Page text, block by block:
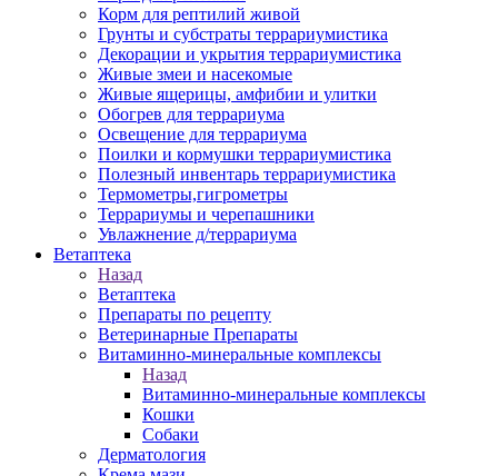
Корм для рептилий живой
Грунты и субстраты террариумистика
Декорации и укрытия террариумистика
Живые змеи и насекомые
Живые ящерицы, амфибии и улитки
Обогрев для террариума
Освещение для террариума
Поилки и кормушки террариумистика
Полезный инвентарь террариумистика
Термометры,гигрометры
Террариумы и черепашники
Увлажнение д/террариума
Ветаптека
Назад
Ветаптека
Препараты по рецепту
Ветеринарные Препараты
Витаминно-минеральные комплексы
Назад
Витаминно-минеральные комплексы
Кошки
Собаки
Дерматология